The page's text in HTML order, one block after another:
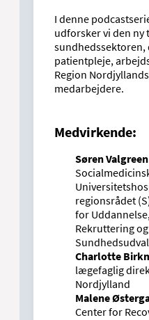
I denne
udforsker vi den ny
patientpleje,
Region
medarbejdere.
Medvirkende:
Søren
regionsrådet
for
Rekruttering
Charlotte
lægefaglig
Nordjylland
Malene
Center for